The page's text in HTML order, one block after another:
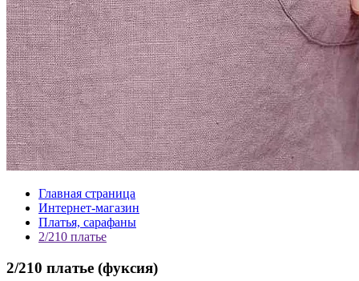
Главная страница
Интернет-магазин
Платья, сарафаны
2/210 платье
2/210 платье (фуксия)